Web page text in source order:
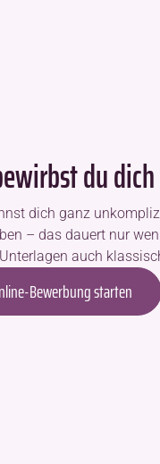
du dich
dich ganz
– das dauert nur
auch
Bewerbung starten